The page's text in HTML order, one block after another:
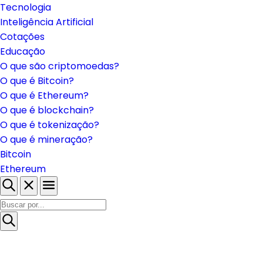
Tecnologia
Inteligência Artificial
Cotações
Educação
O que são criptomoedas?
O que é Bitcoin?
O que é Ethereum?
O que é blockchain?
O que é tokenização?
O que é mineração?
Bitcoin
Ethereum